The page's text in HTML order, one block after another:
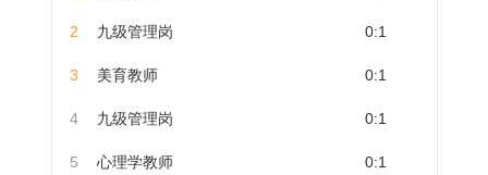
2 九级管理岗 0:1
3 美育教师 0:1
4 九级管理岗 0:1
5 心理学教师 0:1